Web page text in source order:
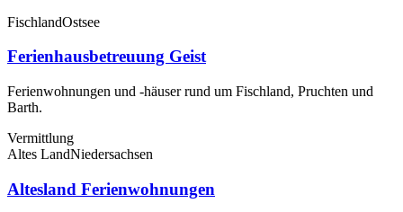
FischlandOstsee
Ferienhausbetreuung Geist
Ferienwohnungen und -häuser rund um Fischland, Pruchten und
Barth.
Vermittlung
Altes LandNiedersachsen
Altesland Ferienwohnungen